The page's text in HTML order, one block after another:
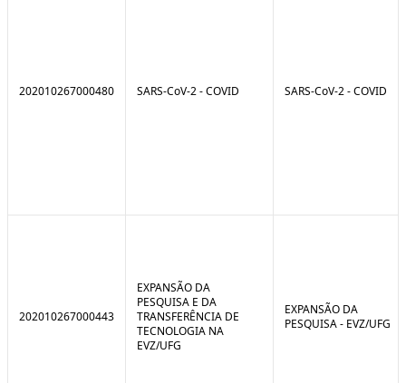
202010267000480 SARS-CoV-2 - COVID SARS-CoV-2 - COVID
202010267000443
EXPANSÃO DA
PESQUISA E DA
TRANSFERÊNCIA DE
TECNOLOGIA NA
EVZ/UFG
EXPANSÃO DA
PESQUISA - EVZ/UFG